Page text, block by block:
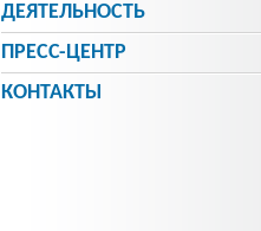
ДЕЯТЕЛЬНОСТЬ
ПРЕСС-ЦЕНТР
КОНТАКТЫ